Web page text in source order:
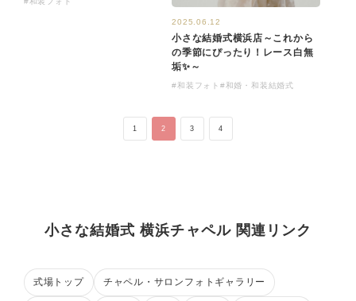
2025.06.12
小さな結婚式横浜店～これから
の季節にぴったり！レース白無
垢✨～
#和装フォト #和婚・和装結婚式
1 2 3 4
小さな結婚式 横浜チャペル 関連リンク
式場トップ チャペル・サロンフォトギャラリー